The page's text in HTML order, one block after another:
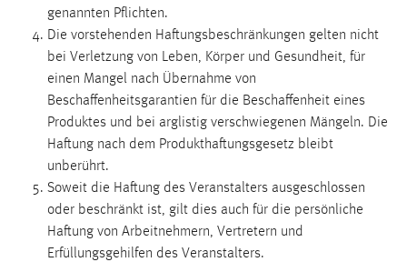
genannten Pflichten.
Die vorstehenden Haftungsbeschränkungen gelten nicht
bei Verletzung von Leben, Körper und Gesundheit, für
einen Mangel nach Übernahme von
Beschaffenheitsgarantien für die Beschaffenheit eines
Produktes und bei arglistig verschwiegenen Mängeln. Die
Haftung nach dem Produkthaftungsgesetz bleibt
unberührt.
Soweit die Haftung des Veranstalters ausgeschlossen
oder beschränkt ist, gilt dies auch für die persönliche
Haftung von Arbeitnehmern, Vertretern und
Erfüllungsgehilfen des Veranstalters.